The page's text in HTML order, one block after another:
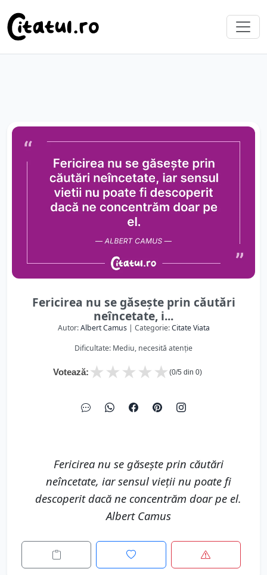
Fericirea nu se găsește prin căutări
neîncetate, i...
Autor:Albert Camus| Categorie:Citate Viata
Dificultate: Mediu, necesită atenție
Votează: ★
★
★
★
★ (0/5 din 0)
Fericirea nu se găsește prin căutări
neîncetate, iar sensul vieții nu poate fi
descoperit dacă ne concentrăm doar pe el.
Albert Camus